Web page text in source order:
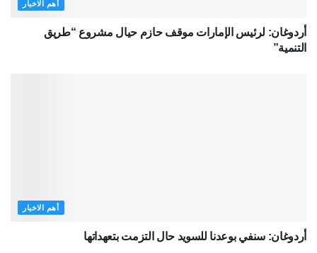
أهم الاخبار
أردوغان: لرئيس الإمارات موقف حازم حيال مشروع “طريق
التنمية”
أهم الاخبار
أردوغان: سنفي بوعدنا للسويد حال التزمت بتعهداتها